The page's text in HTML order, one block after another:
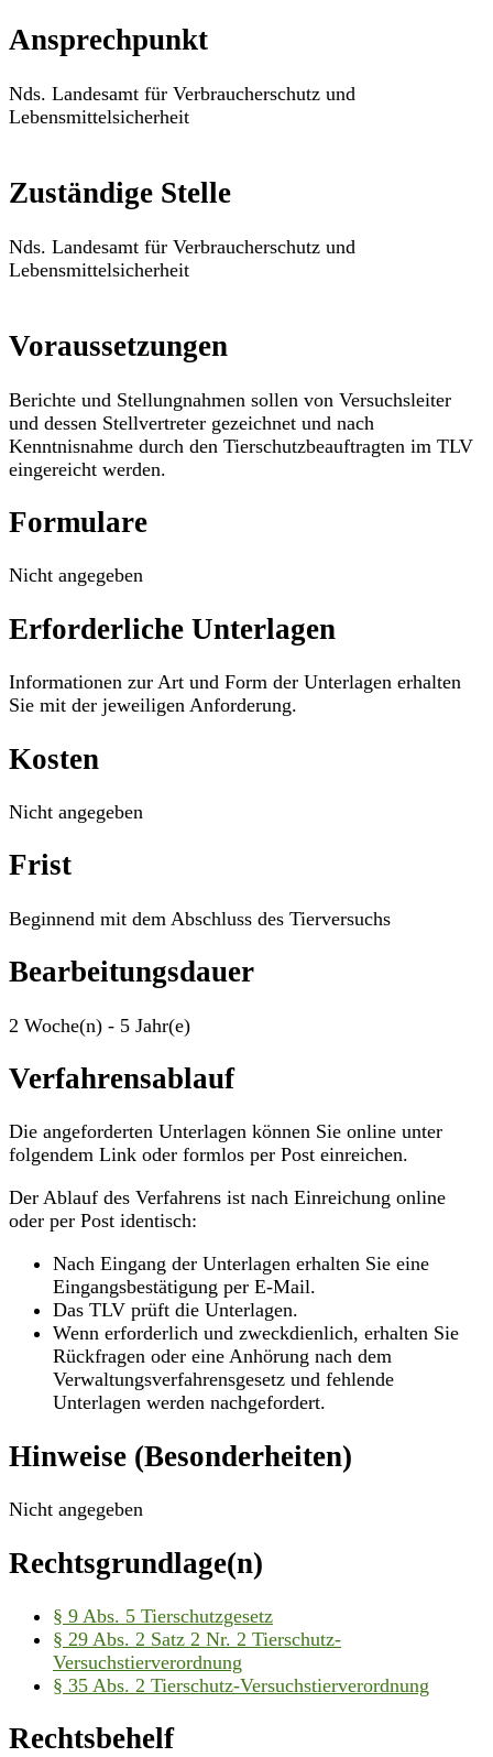
Ansprechpunkt
Nds. Landesamt für Verbraucherschutz und
Lebensmittelsicherheit
Zuständige Stelle
Nds. Landesamt für Verbraucherschutz und
Lebensmittelsicherheit
Voraussetzungen
Berichte und Stellungnahmen sollen von Versuchsleiter
und dessen Stellvertreter gezeichnet und nach
Kenntnisnahme durch den Tierschutzbeauftragten im TLV
eingereicht werden.
Formulare
Nicht angegeben
Erforderliche Unterlagen
Informationen zur Art und Form der Unterlagen erhalten
Sie mit der jeweiligen Anforderung.
Kosten
Nicht angegeben
Frist
Beginnend mit dem Abschluss des Tierversuchs
Bearbeitungsdauer
2 Woche(n) - 5 Jahr(e)
Verfahrensablauf
Die angeforderten Unterlagen können Sie online unter
folgendem Link oder formlos per Post einreichen.
Der Ablauf des Verfahrens ist nach Einreichung online
oder per Post identisch:
Nach Eingang der Unterlagen erhalten Sie eine
Eingangsbestätigung per E-Mail.
Das TLV prüft die Unterlagen.
Wenn erforderlich und zweckdienlich, erhalten Sie
Rückfragen oder eine Anhörung nach dem
Verwaltungsverfahrensgesetz und fehlende
Unterlagen werden nachgefordert.
Hinweise (Besonderheiten)
Nicht angegeben
Rechtsgrundlage(n)
§ 9 Abs. 5 Tierschutzgesetz
§ 29 Abs. 2 Satz 2 Nr. 2 Tierschutz-
Versuchstierverordnung
§ 35 Abs. 2 Tierschutz-Versuchstierverordnung
Rechtsbehelf